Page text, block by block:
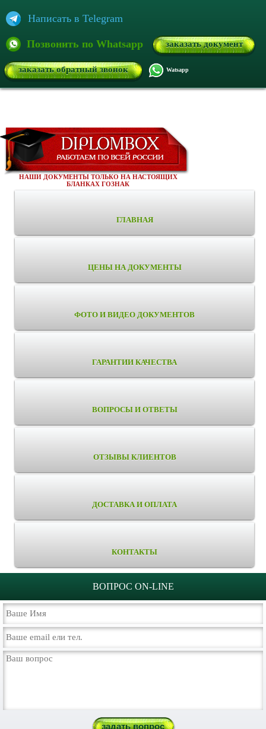
Написать в Telegram
Позвонить по Whatsapp заказать документ
заказать обратный звонок Watsapp
НАШИ ДОКУМЕНТЫ ТОЛЬКО НА НАСТОЯЩИХ
БЛАНКАХ ГОЗНАК
ГЛАВНАЯ
ЦЕНЫ НА ДОКУМЕНТЫ
ФОТО И ВИДЕО ДОКУМЕНТОВ
ГАРАНТИИ КАЧЕСТВА
ВОПРОСЫ И ОТВЕТЫ
ОТЗЫВЫ КЛИЕНТОВ
ДОСТАВКА И ОПЛАТА
КОНТАКТЫ
ВОПРОС ON-LINE